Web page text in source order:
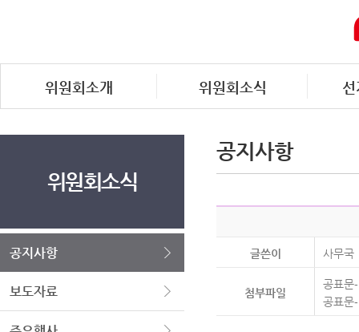
위원회소개 위원회소식
위원회소식
공지사항
보도자료
공지사항
글쓴이 사무국
첨부파일
공표문
공표문